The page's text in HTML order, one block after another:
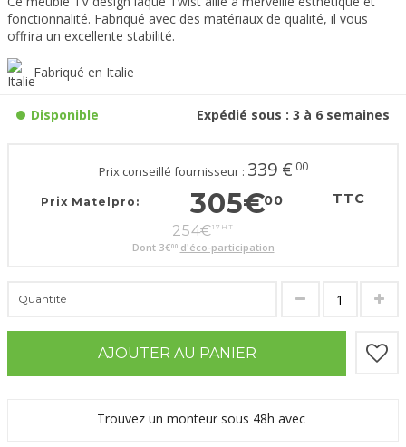
fonctionnalité. Fabriqué avec des matériaux de qualité, il vous
offrira un excellente stabilité.
Fabriqué en Italie
Disponible Expédié sous : 3 à 6 semaines
Prix conseillé fournisseur : 339 € 00
Prix Matelpro: 305€00 TTC
254€17 HT
Dont 3€00 d'éco-participation
Quantité
AJOUTER AU PANIER
Trouvez un monteur sous 48h avec